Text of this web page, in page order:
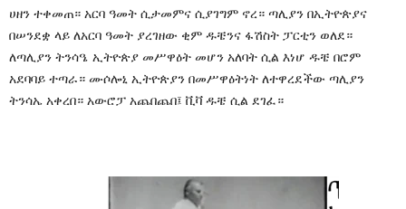
ሀዘን ተቀመጠ። አርባ ዓመት ሲታመምና ሲያገግም ኖረ። ጣሊያን በኢትዮጵያና
በሠንደቋ ላይ ለአርባ ዓመት ያረገዘው ቂም ዱቼንና ፋሽስት ፓርቲን ወለደ።
ለጣሊያን ትንሳዔ ኢትዮጵያ መሥዋዕት መሆን አለባት ሲል እነሆ ዱቼ በሮም
አደባባይ ተጣራ። ሙሶሎኒ ኢትዮጵያን በመሥዋዕትነት ለተዋረደችው ጣሊያን
ትንሳኤ አቀረበ። አውሮፓ አጨበጨበ፤ ቪቫ ዱቼ ሲል ደገፈ።